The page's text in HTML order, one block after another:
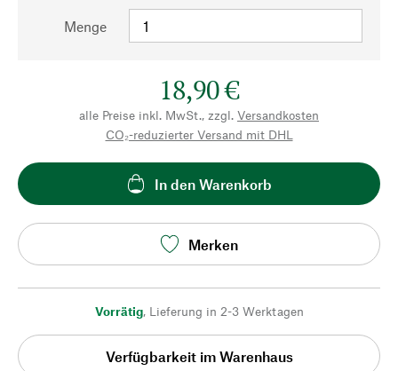
Menge
18,90 €
alle Preise inkl. MwSt., zzgl. Versandkosten
CO₂-reduzierter Versand mit DHL
In den Warenkorb
Merken
Vorrätig, Lieferung in 2-3 Werktagen
Verfügbarkeit im Warenhaus